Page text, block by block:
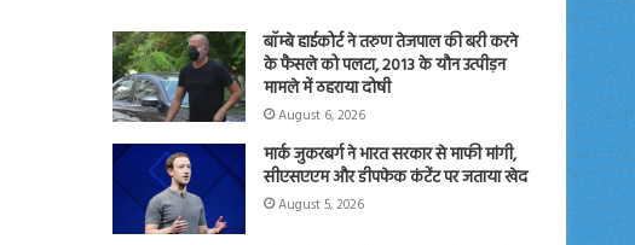
बॉम्बे हाईकोर्ट ने तरुण तेजपाल की बरी करने
के फैसले को पलटा, 2013 के यौन उत्पीड़न
मामले में ठहराया दोषी
August 6, 2026
मार्क जुकरबर्ग ने भारत सरकार से माफी मांगी,
सीएसएएम और डीपफेक कंटेंट पर जताया खेद
August 5, 2026